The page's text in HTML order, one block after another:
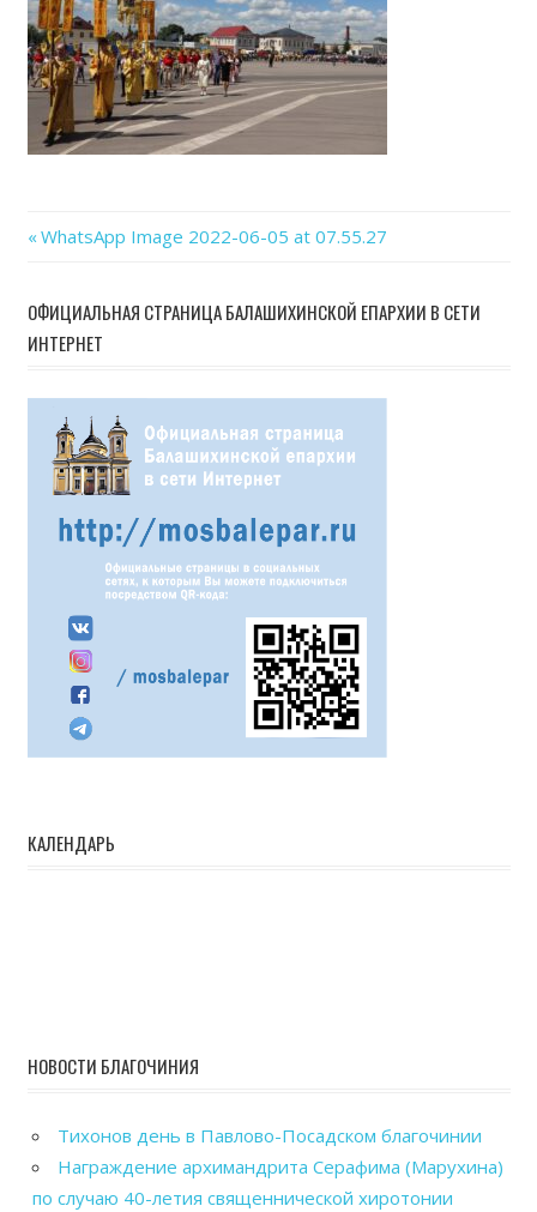
по
записям
Previous
WhatsApp Image 2022-06-05 at 07.55.27
ОФИЦИАЛЬНАЯ СТРАНИЦА БАЛАШИХИНСКОЙ ЕПАРХИИ В СЕТИ
ИНТЕРНЕТ
КАЛЕНДАРЬ
НОВОСТИ БЛАГОЧИНИЯ
Тихонов день в Павлово-Посадском благочинии
Награждение архимандрита Серафима (Марухина)
по случаю 40-летия священнической хиротонии